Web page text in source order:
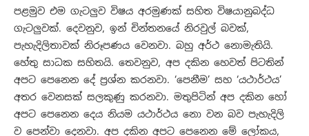
පළමුව එම ගැටලුව විෂය අරමුණක් සහිත විෂයානුබද්ධ
ගැටලුවක්. දෙවනුව, ඉන් චින්තනයේ නිරවුල් බවක්,
පැහැදිලිතාවක් නිරූපණය වෙනවා. බහු අර්ථ නොමැතියි.
හේතු සාධක සහිතයි. තෙවනුව, අප දකින හෙවත් පිටතින්
අපට පෙනෙන දේ ප්‍රශ්න කරනවා. ‘පෙනීම’ සහ ‘යථාර්ථය’
අතර වෙනසක් සලකුණු කරනවා. මතුපිටින් අප දකින හෝ
අපට පෙනෙන දෙය නියම යථාර්ථය නො වන බව පැහැදිලි
ව පෙන්වා දෙනවා. අප දකින අපට පෙනෙන මේ ලෝකය,